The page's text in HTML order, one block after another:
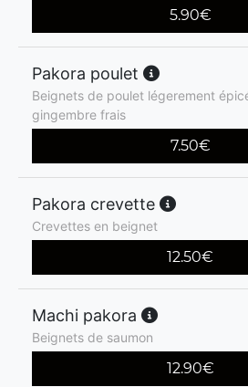
5.90€
Pakora poulet
Beignets de poulet légerement
gingembre frais
7.50€
Pakora crevette
Crevettes en beignet
12.50€
Machi pakora
Beignets de saumon
12.90€